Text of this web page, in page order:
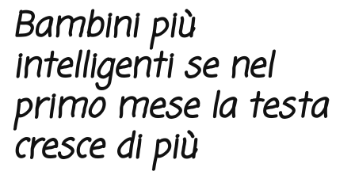
Bambini più
intelligenti se nel
primo mese la testa
cresce di più